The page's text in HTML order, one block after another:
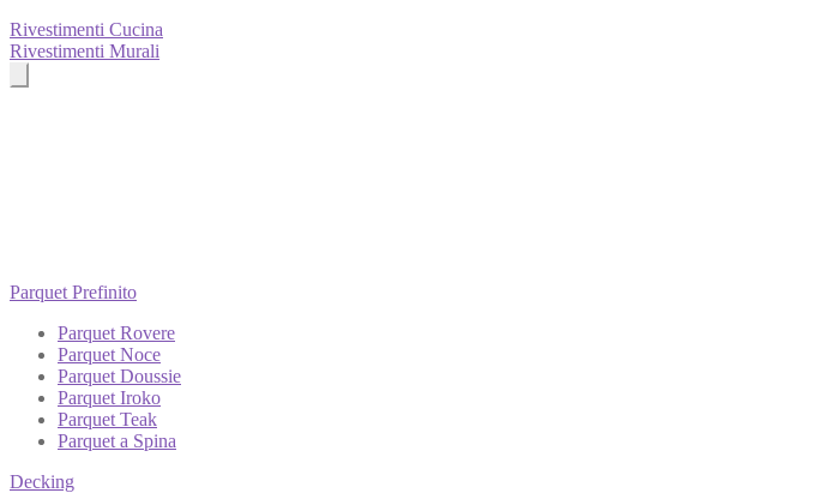
Rivestimenti Cucina
Rivestimenti Murali
Parquet Prefinito
Parquet Rovere
Parquet Noce
Parquet Doussie
Parquet Iroko
Parquet Teak
Parquet a Spina
Decking